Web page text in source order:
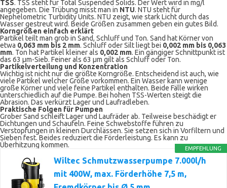
TSS. TSS steht für Total Suspended Solids. Der Wert wird in mg/l
angegeben. Die Trübung misst man in NTU. NTU steht für
Nephelometric Turbidity Units. NTU zeigt, wie stark Licht durch das
Wasser gestreut wird. Beide Größen zusammen geben ein gutes Bild.
Korngrößen einfach erklärt
Partikel teilt man grob in Sand, Schluff und Ton. Sand hat Körner von
etwa 0,063 mm bis 2 mm. Schluff oder Silt liegt bei 0,002 mm bis 0,063
mm. Ton hat Partikel kleiner als 0,002 mm. Ein gängiger Schnittpunkt ist
das 63 µm-Sieb. Feiner als 63 µm gilt als Schluff oder Ton.
Partikelverteilung und Konzentration
Wichtig ist nicht nur die größte Korngröße. Entscheidend ist auch, wie
viele Partikel welcher Größe vorkommen. Ein Wasser kann wenige
große Körner und viele feine Partikel enthalten. Beide Fälle wirken
unterschiedlich auf die Pumpe. Bei hohen TSS-Werten steigt die
Abrasion. Das verkürzt Lager und Laufradleben.
Praktische Folgen für Pumpen
Grober Sand schleift Lager und Laufräder ab. Teilweise beschädigt er
Dichtungen und Schaufeln. Feine Schwebstoffe führen zu
Verstopfungen in kleinen Durchlässen. Sie setzen sich in Vorfiltern und
Sieben fest. Beides reduziert die Förderleistung. Es kann zu
Überhitzung kommen.
EMPFEHLUNG
Wiltec Schmutzwasserpumpe 7.000l/h
mit 400W, max. Förderhöhe 7,5 m,